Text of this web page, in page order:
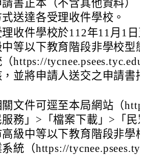
請書正本（不含其他資料）
送達各受理收件學校。
收件學校於112年11月1日
等以下教育階段非學校型
https://
並將申請人送交之申請書
文件可逕至本局網站（
服務」>「檔案下載」>「民
級中等以下教育階段非學
統（https://